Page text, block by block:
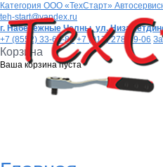
Категория ООО «ТехСтарт»
teh-start@yandex.ru
г. Набережные Челны, ул.
+7 (8552) 33-64-80 +7 (917) 278-99-06
Корзина
Ваша корзина пуста